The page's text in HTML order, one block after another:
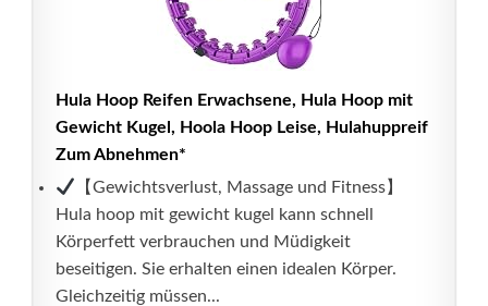
Hula Hoop Reifen Erwachsene, Hula Hoop mit
Gewicht Kugel, Hoola Hoop Leise, Hulahuppreif
Zum Abnehmen*
【Gewichtsverlust, Massage und Fitness】
Hula hoop mit gewicht kugel kann schnell
Körperfett verbrauchen und Müdigkeit
beseitigen. Sie erhalten einen idealen Körper.
Gleichzeitig müssen...